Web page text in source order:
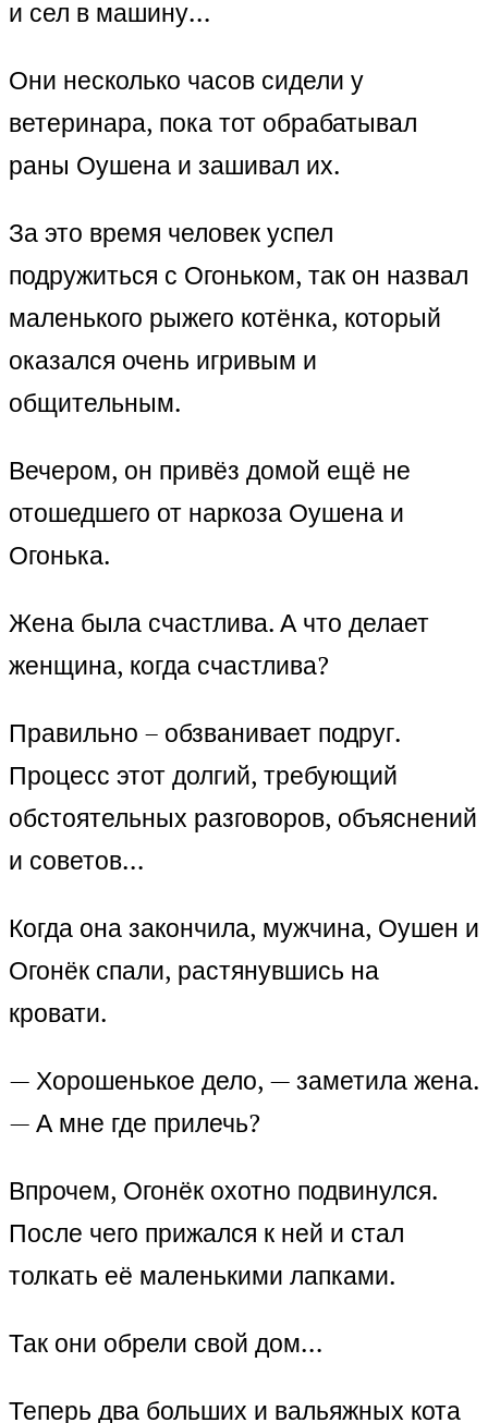
и сел в машину…
Они несколько часов сидели у
ветеринара, пока тот обрабатывал
раны Оушена и зашивал их.
За это время человек успел
подружиться с Огоньком, так он назвал
маленького рыжего котёнка, который
оказался очень игривым и
общительным.
Вечером, он привёз домой ещё не
отошедшего от наркоза Оушена и
Огонька.
Жена была счастлива. А что делает
женщина, когда счастлива?
Правильно – обзванивает подруг.
Процесс этот долгий, требующий
обстоятельных разговоров, объяснений
и советов…
Когда она закончила, мужчина, Оушен и
Огонёк спали, растянувшись на
кровати.
— Хорошенькое дело, — заметила жена.
— А мне где прилечь?
Впрочем, Огонёк охотно подвинулся.
После чего прижался к ней и стал
толкать её маленькими лапками.
Так они обрели свой дом…
Теперь два больших и вальяжных кота